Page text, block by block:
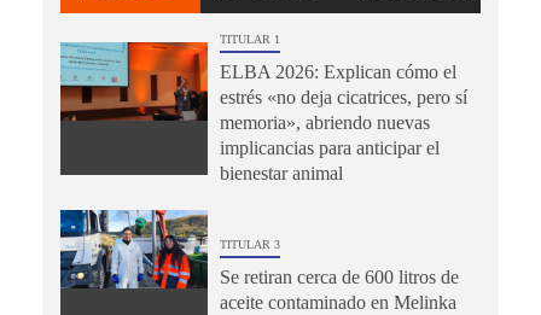
TITULAR 1
ELBA 2026: Explican cómo el
estrés «no deja cicatrices, pero sí
memoria», abriendo nuevas
implicancias para anticipar el
bienestar animal
TITULAR 3
Se retiran cerca de 600 litros de
aceite contaminado en Melinka